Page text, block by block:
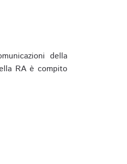
della
RA è compito